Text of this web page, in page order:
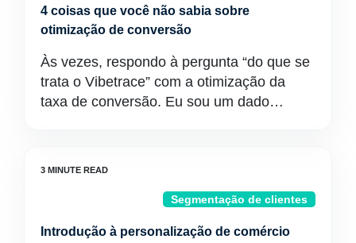
4 coisas que você não sabia sobre
otimização de conversão
Às vezes, respondo à pergunta “do que se
trata o Vibetrace” com a otimização da
taxa de conversão. Eu sou um dado…
Segmentação de clientes
Introdução à personalização de comércio